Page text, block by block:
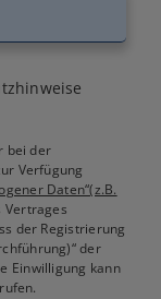
bei der
Verfügung
Daten“(z.B.
Vertrages
der Registrierung
der
Einwilligung kann